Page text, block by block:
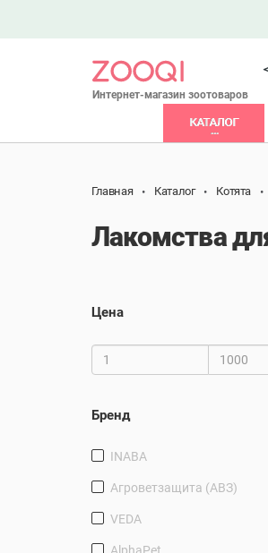
Интернет-магазин зоотоваров
КАТАЛОГ
Главная Каталог Котята
Лакомства
Цена
Бренд
INABA
Агроветзащита (АВЗ)
VEDA